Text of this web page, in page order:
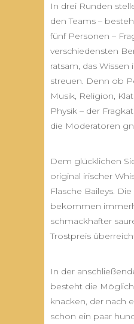
In drei Runden
den Teams –
fünf Personen –
verschiedensten
ratsam, das Wissen
streuen. Denn ob
Musik, Religion,
Physik – der
die Moderatoren
Dem glücklichen
original irischer
Flasche Baileys.
bekommen
schmackhafter
Trostpreis
In der
besteht die
knacken, der nach
schon ein paar